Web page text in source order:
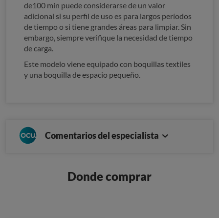
de100 min puede considerarse de un valor
adicional si su perfil de uso es para largos períodos
de tiempo o si tiene grandes áreas para limpiar. Sin
embargo, siempre verifique la necesidad de tiempo
de carga.
Este modelo viene equipado con boquillas textiles
y una boquilla de espacio pequeño.
Comentarios del especialista
Donde comprar